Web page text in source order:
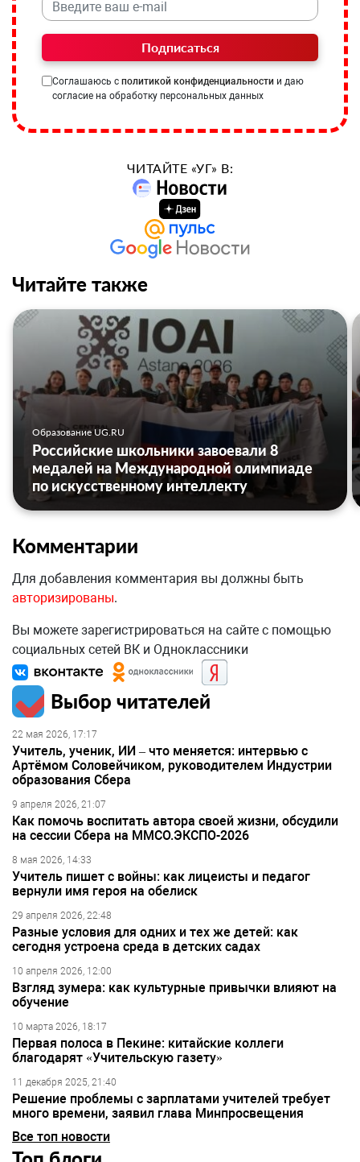
Подписаться
Соглашаюсь с политикой конфиденциальности и даю
согласие на обработку персональных данных
ЧИТАЙТЕ «УГ» В:
Читайте также
Образование UG.RU
Российские школьники завоевали 8
медалей на Международной олимпиаде
по искусственному интеллекту
Комментарии
Для добавления комментария вы должны быть
авторизированы.
Вы можете зарегистрироваться на сайте с помощью
социальных сетей ВК и Одноклассники
Выбор читателей
22 мая 2026, 17:17
Учитель, ученик, ИИ – что меняется: интервью с
Артёмом Соловейчиком, руководителем Индустрии
образования Сбера
9 апреля 2026, 21:07
Как помочь воспитать автора своей жизни, обсудили
на сессии Сбера на ММСО.ЭКСПО-2026
8 мая 2026, 14:33
Учитель пишет с войны: как лицеисты и педагог
вернули имя героя на обелиск
29 апреля 2026, 22:48
Разные условия для одних и тех же детей: как
сегодня устроена среда в детских садах
10 апреля 2026, 12:00
Взгляд зумера: как культурные привычки влияют на
обучение
10 марта 2026, 18:17
Первая полоса в Пекине: китайские коллеги
благодарят «Учительскую газету»
11 декабря 2025, 21:40
Решение проблемы с зарплатами учителей требует
много времени, заявил глава Минпросвещения
Все топ новости